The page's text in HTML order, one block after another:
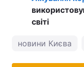
світі
новини Києва